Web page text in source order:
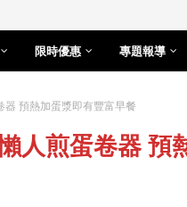
限時優惠 專題報導
器 預熱加蛋漿即有豐富早餐
人煎蛋卷器 預